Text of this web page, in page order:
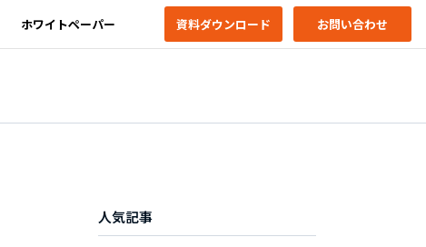
ホワイトペーパー 資料ダウンロード お問い合わせ
人気記事